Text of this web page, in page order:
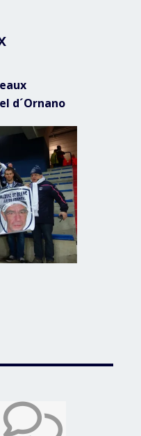
d´Ornano